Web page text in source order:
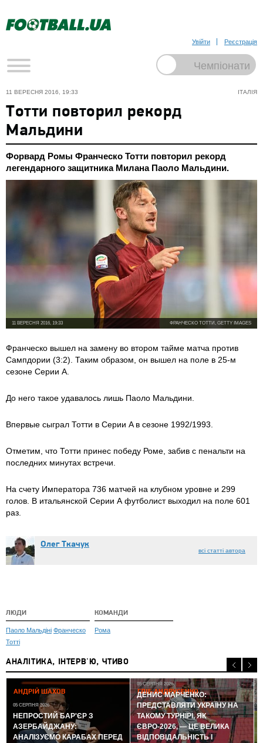
Увійти Реєстрація
ІТАЛІЯ
11 ВЕРЕСНЯ 2016, 19:33
Тотти повторил рекорд
Мальдини
Форвард Ромы Франческо Тотти повторил рекорд
легендарного защитника Милана Паоло Мальдини.
ФРАНЧЕСКО ТОТТИ, GETTY IMAGES
11 ВЕРЕСНЯ 2016, 19:33
Франческо вышел на замену во втором тайме матча против
Сампдории (3:2). Таким образом, он вышел на поле в 25-м
сезоне Серии A.
До него такое удавалось лишь Паоло Мальдини.
Впервые сыграл Тотти в Серии A в сезоне 1992/1993.
Отметим, что Тотти принес победу Роме, забив с пенальти на
последних минутах встречи.
На счету Императора 736 матчей на клубном уровне и 299
голов. В итальянской Серии А футболист выходил на поле 601
раз.
Олег Ткачук
всі статті автора
ЛЮДИ
Паоло Мальдіні Франческо
Тотті
КОМАНДИ
Рома
АНАЛІТИКА, ІНТЕРВ'Ю, ЧТИВО
АНДРІЙ ШАХОВ
05 СЕРПНЯ 2026
НЕПРОСТИЙ БАР'ЄР З
АЗЕРБАЙДЖАНУ:
АНАЛІЗУЄМО КАРАБАХ ПЕРЕД
ГЛІБ АНДРУСЕНКО
05 СЕРПНЯ 2026
ДЕНИС МАРЧЕНКО:
ПРЕДСТАВЛЯТИ УКРАЇНУ НА
ТАКОМУ ТУРНІРІ, ЯК
ЄВРО-2026, — ЦЕ ВЕЛИКА
ВІДПОВІДАЛЬНІСТЬ І